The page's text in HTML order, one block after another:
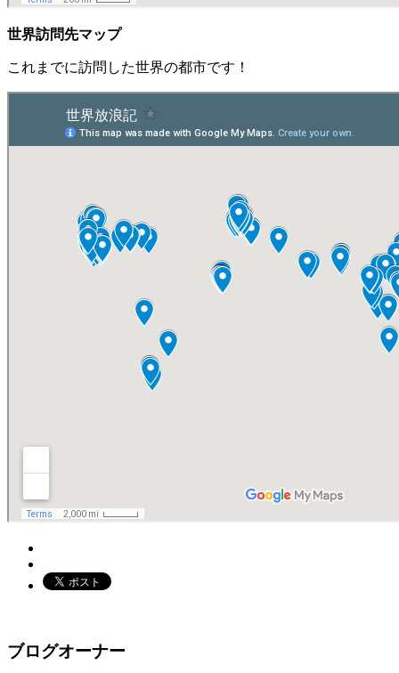
世界訪問先マップ
これまでに訪問した世界の都市です！
ブログオーナー